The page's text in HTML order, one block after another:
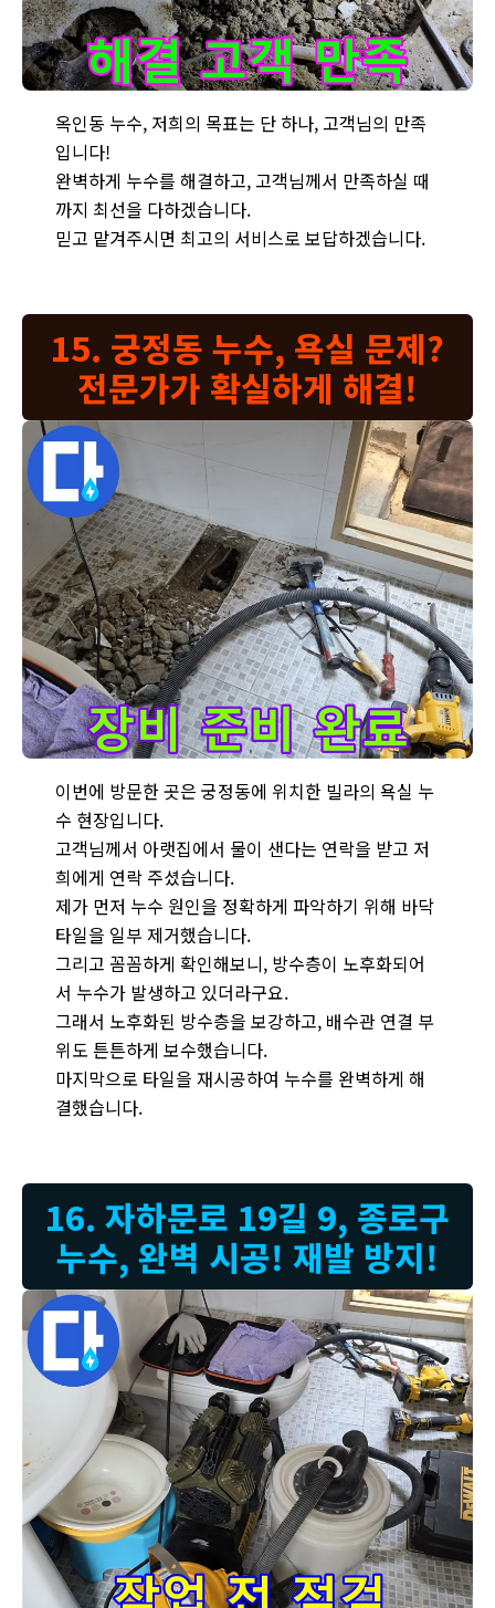
옥인동 누수, 저희의 목표는 단 하나, 고객님의 만족
입니다!
완벽하게 누수를 해결하고, 고객님께서 만족하실 때
까지 최선을 다하겠습니다.
믿고 맡겨주시면 최고의 서비스로 보답하겠습니다.
15. 궁정동 누수, 욕실 문제?
전문가가 확실하게 해결!
이번에 방문한 곳은 궁정동에 위치한 빌라의 욕실 누
수 현장입니다.
고객님께서 아랫집에서 물이 샌다는 연락을 받고 저
희에게 연락 주셨습니다.
제가 먼저 누수 원인을 정확하게 파악하기 위해 바닥
타일을 일부 제거했습니다.
그리고 꼼꼼하게 확인해보니, 방수층이 노후화되어
서 누수가 발생하고 있더라구요.
그래서 노후화된 방수층을 보강하고, 배수관 연결 부
위도 튼튼하게 보수했습니다.
마지막으로 타일을 재시공하여 누수를 완벽하게 해
결했습니다.
16. 자하문로 19길 9, 종로구
누수, 완벽 시공! 재발 방지!